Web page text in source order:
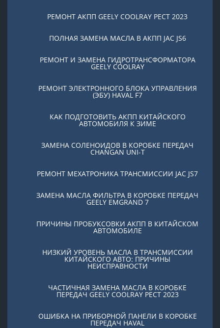
РЕМОНТ АКПП GEELY COOLRAY PЕСТ 2023
ПОЛНАЯ ЗАМЕНА МАСЛА В АКПП JAC JS6
РЕМОНТ И ЗАМЕНА ГИДРОТРАНСФОРМАТОРА
GEELY COOLRAY
РЕМОНТ ЭЛЕКТРОННОГО БЛОКА УПРАВЛЕНИЯ
(ЭБУ) HAVAL F7
КАК ПОДГОТОВИТЬ АКПП КИТАЙСКОГО
АВТОМОБИЛЯ К ЗИМЕ
ЗАМЕНА СОЛЕНОИДОВ В КОРОБКЕ ПЕРЕДАЧ
CHANGAN UNI-T
РЕМОНТ МЕХАТРОНИКА ТРАНСМИССИИ JAC JS7
ЗАМЕНА МАСЛА ФИЛЬТРА В КОРОБКЕ ПЕРЕДАЧ
GEELY EMGRAND 7
ПРИЧИНЫ ПРОБУКСОВКИ АКПП В КИТАЙСКОМ
АВТОМОБИЛЕ
НИЗКИЙ УРОВЕНЬ МАСЛА В ТРАНСМИССИИ
КИТАЙСКОГО АВТО: ПРИЧИНЫ
НЕИСПРАВНОСТИ
ЧАСТИЧНАЯ ЗАМЕНА МАСЛА В КОРОБКЕ
ПЕРЕДАЧ GEELY COOLRAY PЕСТ 2023
ОШИБКА НА ПРИБОРНОЙ ПАНЕЛИ В КОРОБКЕ
ПЕРЕДАЧ HAVAL